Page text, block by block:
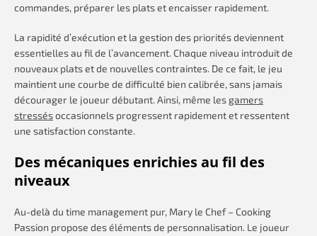
commandes, préparer les plats et encaisser rapidement.
La rapidité d’exécution et la gestion des priorités deviennent
essentielles au fil de l’avancement. Chaque niveau introduit de
nouveaux plats et de nouvelles contraintes. De ce fait, le jeu
maintient une courbe de difficulté bien calibrée, sans jamais
décourager le joueur débutant. Ainsi, même les gamers
stressésoccasionnels progressent rapidement et ressentent
une satisfaction constante.
Des mécaniques enrichies au fil des
niveaux
Au-delà du time management pur, Mary le Chef – Cooking
Passion propose des éléments de personnalisation. Le joueur